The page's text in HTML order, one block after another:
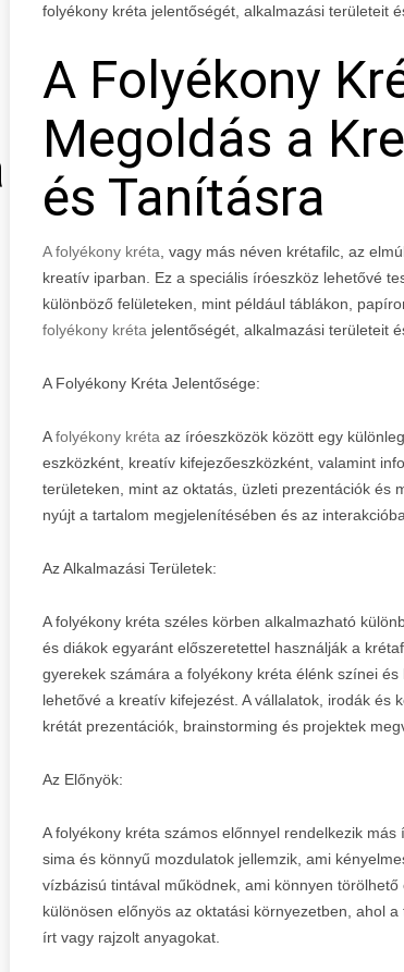
folyékony kréta jelentőségét, alkalmazási területeit
A Folyékony
Megoldás a
és Tanításra
A folyékony kréta , vagy más néven krétafilc, az
kreatív iparban. Ez a speciális íróeszköz lehetővé
különböző felületeken, mint például táblákon,
folyékony kréta jelentőségét, alkalmazási területeit
A Folyékony Kréta Jelentősége:
Afolyékony kréta az íróeszközök között egy
eszközként, kreatív kifejezőeszközként, valamint
területeken, mint az oktatás, üzleti prezentációk és
nyújt a tartalom megjelenítésében és az
Az Alkalmazási Területek:
A folyékony kréta széles körben alkalmazható
és diákok egyaránt előszeretettel használják a
gyerekek számára a folyékony kréta élénk színei
lehetővé a kreatív kifejezést. A vállalatok, irodák és
krétát prezentációk, brainstorming és projektek
Az Előnyök:
A folyékony kréta számos előnnyel rendelkezik
sima és könnyű mozdulatok jellemzik, ami
vízbázisú tintával működnek, ami könnyen
különösen előnyös az oktatási környezetben, ahol
írt vagy rajzolt anyagokat.